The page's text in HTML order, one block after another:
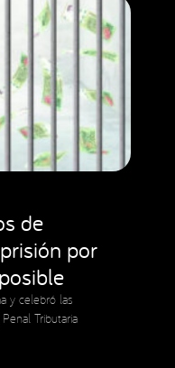
de
por
y celebró las
Tributaria